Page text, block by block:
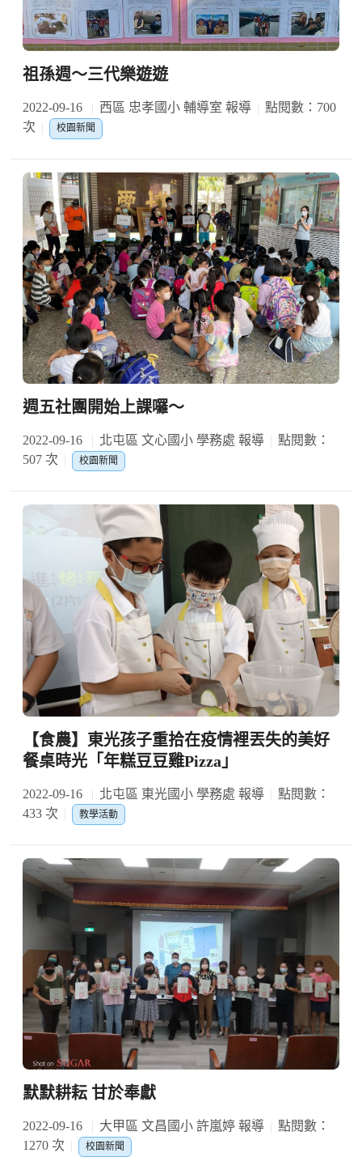
祖孫週〜三代樂遊遊
2022-09-16 西區 忠孝國小 輔導室 報導
點閱數：700
次
校園新聞
週五社團開始上課囉～
2022-09-16 北屯區 文心國小 學務處 報導
點閱數：
507 次
校園新聞
【食農】東光孩子重拾在疫情裡丟失的美好
餐桌時光「年糕豆豆雞Pizza」
2022-09-16 北屯區 東光國小 學務處 報導
點閱數：
433 次
教學活動
默默耕耘 甘於奉獻
2022-09-16 大甲區 文昌國小 許嵐婷 報導
點閱數：
1270 次
校園新聞